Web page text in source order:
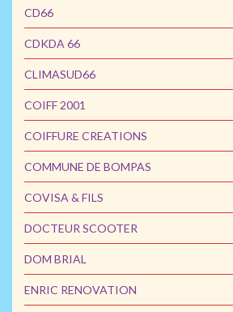
CD66
CDKDA 66
CLIMASUD66
COIFF 2001
COIFFURE CREATIONS
COMMUNE DE BOMPAS
COVISA & FILS
DOCTEUR SCOOTER
DOM BRIAL
ENRIC RENOVATION